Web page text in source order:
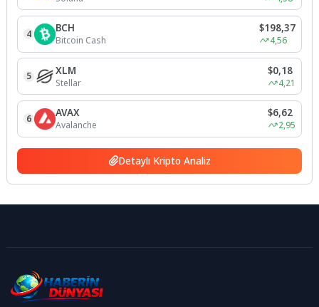
4 BCH
Bitcoin Cash
$198,37
4,56
5 XLM
Stellar
$0,18
4,21
6 AVAX
Avalanche
$6,62
2,95
Detaylı Kripto Analiz